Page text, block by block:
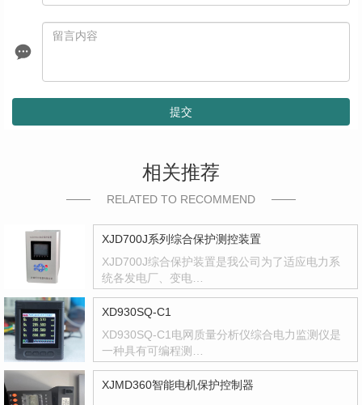
提交
相关推荐
RELATED TO RECOMMEND
XJD700J系列综合保护测控装置
XJD700J综合保护装置是我公司为了适应电力系
统各发电厂、变电…
XD930SQ-C1
XD930SQ-C1电网质量分析仪综合电力监测仪是
一种具有可编程测…
XJMD360智能电机保护控制器